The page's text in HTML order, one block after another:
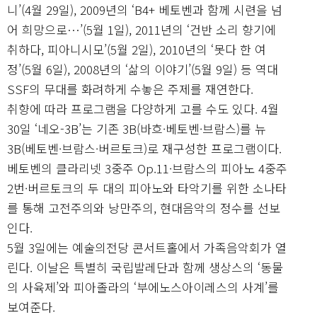
니’(4월 29일), 2009년의 ‘B4+ 베토벤과 함께 시련을 넘
어 희망으로…’(5월 1일), 2011년의 ‘건반 소리 향기에
취하다, 피아니시모’(5월 2일), 2010년의 ‘못다 한 여
정’(5월 6일), 2008년의 ‘삶의 이야기’(5월 9일) 등 역대
SSF의 무대를 화려하게 수놓은 주제를 재연한다.
취향에 따라 프로그램을 다양하게 고를 수도 있다. 4월
30일 ‘네오-3B’는 기존 3B(바흐·베토벤·브람스)를 뉴
3B(베토벤·브람스·버르토크)로 재구성한 프로그램이다.
베토벤의 클라리넷 3중주 Op.11·브람스의 피아노 4중주
2번·버르토크의 두 대의 피아노와 타악기를 위한 소나타
를 통해 고전주의와 낭만주의, 현대음악의 정수를 선보
인다.
5월 3일에는 예술의전당 콘서트홀에서 가족음악회가 열
린다. 이날은 특별히 국립발레단과 함께 생상스의 ‘동물
의 사육제’와 피아졸라의 ‘부에노스아이레스의 사계’를
보여준다.